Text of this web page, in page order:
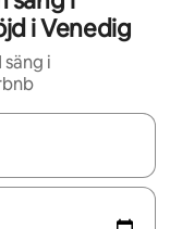
i Venedig
i
med upp- och